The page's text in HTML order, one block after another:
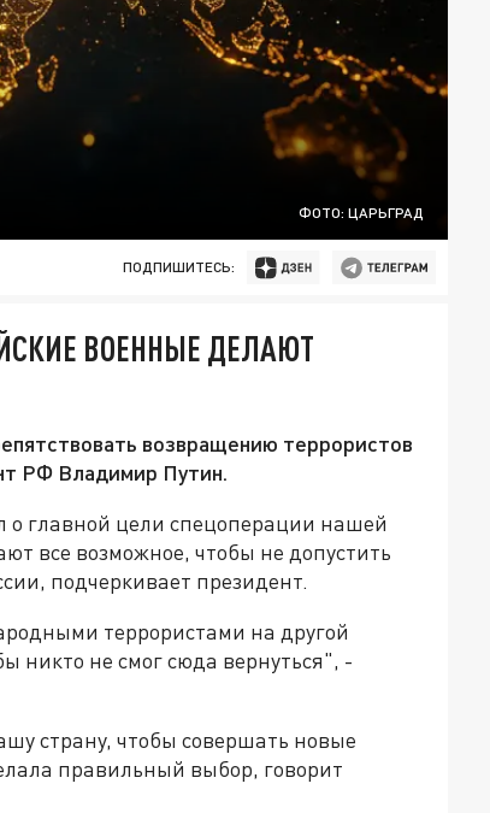
ФОТО: ЦАРЬГРАД
ПОДПИШИТЕСЬ:
ВОЕННЫЕ ДЕЛАЮТ
возвращению террористов
РФ Владимир Путин.
главной цели спецоперации нашей
все возможное, чтобы не допустить
подчеркивает президент.
террористами на другой
никто не смог сюда вернуться", -
страну, чтобы совершать новые
правильный выбор, говорит